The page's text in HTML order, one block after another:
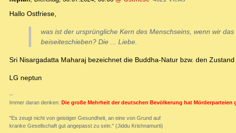
Hallo Ostfriese,
was ist der ursprüngliche Kern des Menschseins, wenn wir
beiseiteschieben? Die ... Liebe.
Sri Nisargadatta Maharaj bezeichnet die Buddha-Natur bzw. den
LG neptun
--
Immer daran denken: Die große Mehrheit der deutschen Bevölkerung hat Mörderparteien
"Es zeugt nicht von geistiger Gesundheit, an eine von Grund auf
kranke Gesellschaft gut angepasst zu sein." (Jiddu Krishnamurti)